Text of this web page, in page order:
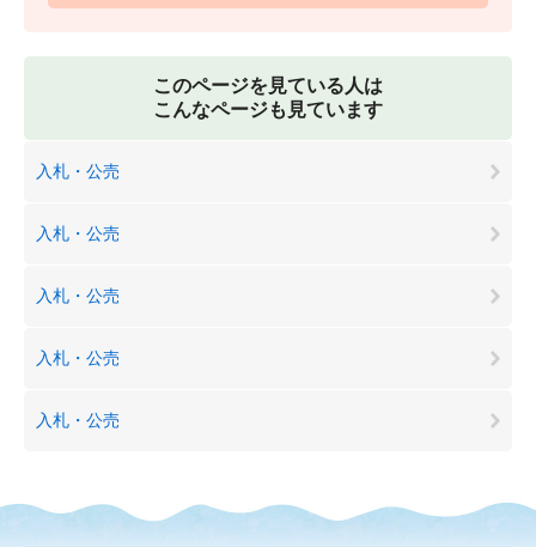
このページを見ている人は
こんなページも見ています
入札・公売
入札・公売
入札・公売
入札・公売
入札・公売